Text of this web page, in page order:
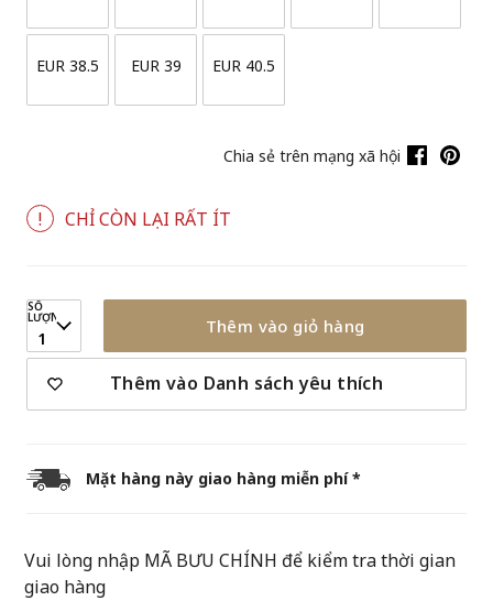
EUR 38.5 EUR 39 EUR 40.5
Chia sẻ trên mạng xã hội
CHỈ CÒN LẠI RẤT ÍT
SỐ
LƯỢNG
1
Thêm vào giỏ hàng
Thêm vào Danh sách yêu thích
Mặt hàng này giao hàng miễn phí *
Vui lòng nhập MÃ BƯU CHÍNH để kiểm tra thời gian
giao hàng